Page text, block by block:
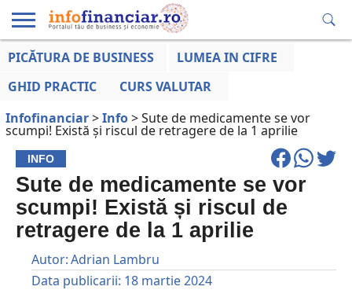
EDUCAȚIE
LA ZI
AFACERILOR
PICĂTURA DE BUSINESS
LUMEA IN CIFRE
GHID PRACTIC
CURS VALUTAR
Infofinanciar>Info>Sute de medicamente se vor
scumpi! Există și riscul de retragere de la 1 aprilie
INFO
Sute de medicamente se vor
scumpi! Există și riscul de
retragere de la 1 aprilie
Autor:Adrian Lambru
Data publicarii: 18 martie 2024